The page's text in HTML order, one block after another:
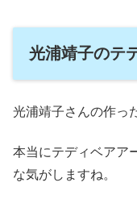
光浦靖子のテ
光浦靖子さんの作っ
本当にテディベアア
な気がしますね。